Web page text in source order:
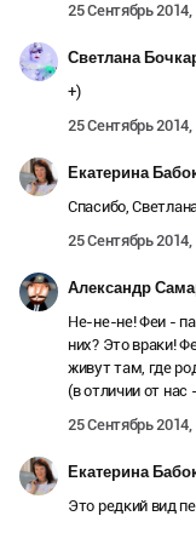
25 Сентябрь 2014,
Светлана
+)
25 Сентябрь 2014,
Екатерина
Спасибо,
25 Сентябрь 2014,
Александр
Не-не-не! Феи -
них? Это враки!
живут там, где
(в отличии от
25 Сентябрь 2014,
Екатерина
Это редкий вид